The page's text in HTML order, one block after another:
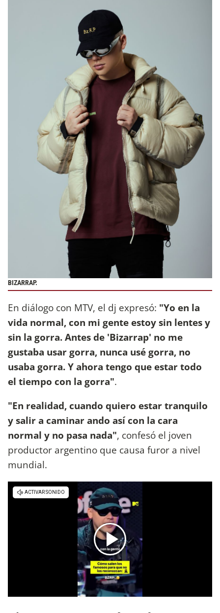
BIZARRAP.
En diálogo con MTV, el dj expresó: "Yo en la
vida normal, con mi gente estoy sin lentes y
sin la gorra. Antes de 'Bizarrap' no me
gustaba usar gorra, nunca usé gorra, no
usaba gorra. Y ahora tengo que estar todo
el tiempo con la gorra".
"En realidad, cuando quiero estar tranquilo
y salir a caminar ando así con la cara
normal y no pasa nada", confesó el joven
productor argentino que causa furor a nivel
mundial.